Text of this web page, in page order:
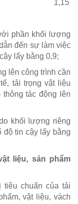
1,15
phần khối lượng
đến sự làm việc
lấy bằng 0,9;
lên công trình cần
tải trọng vật liệu
tác động lên
khối lượng riêng
tin cậy lấy bằng
liệu, sản phẩm
tiêu chuẩn của tải
vật liệu, vách